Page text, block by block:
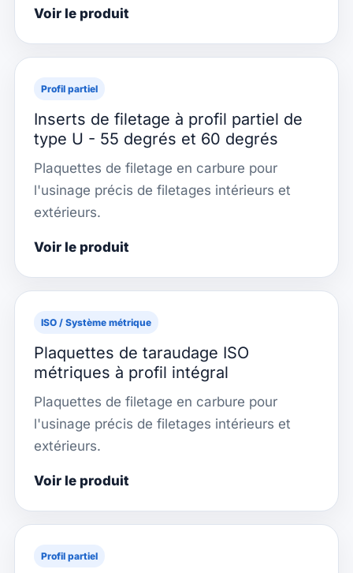
Voir le produit
Profil partiel
Inserts de filetage à profil partiel de
type U - 55 degrés et 60 degrés
Plaquettes de filetage en carbure pour
l'usinage précis de filetages intérieurs et
extérieurs.
Voir le produit
ISO / Système métrique
Plaquettes de taraudage ISO
métriques à profil intégral
Plaquettes de filetage en carbure pour
l'usinage précis de filetages intérieurs et
extérieurs.
Voir le produit
Profil partiel